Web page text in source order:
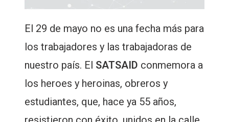
El 29 de mayo no es una fecha más para
los trabajadores y las trabajadoras de
nuestro país. El SATSAID conmemora a
los heroes y heroinas, obreros y
estudiantes, que, hace ya 55 años,